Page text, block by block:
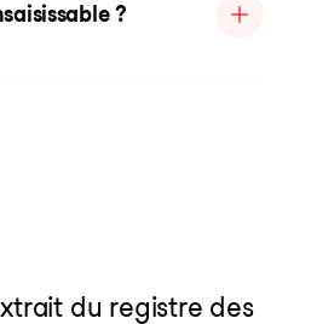
?
du registre des